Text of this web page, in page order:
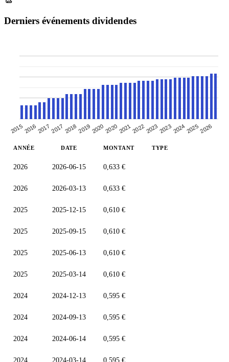
Derniers événements dividendes
2015201620172017 20182019202020202021202220232023202420252026
ANNÉE DATE MONTANT TYPE
2026 2026-06-15 0,633 €
2026 2026-03-13 0,633 €
2025 2025-12-15 0,610 €
2025 2025-09-15 0,610 €
2025 2025-06-13 0,610 €
2025 2025-03-14 0,610 €
2024 2024-12-13 0,595 €
2024 2024-09-13 0,595 €
2024 2024-06-14 0,595 €
2024 2024-03-14 0,595 €